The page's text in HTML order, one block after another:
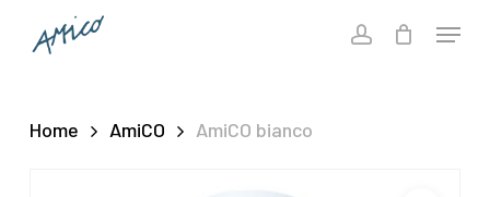
account
Menu
Home AmiCO AmiCO bianco